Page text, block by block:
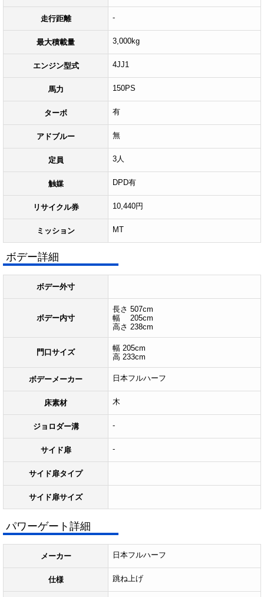
走行距離 -
最大積載量 3,000kg
エンジン型式 4JJ1
馬力 150PS
ターボ 有
アドブルー 無
定員 3人
触媒 DPD有
リサイクル券 10,440円
ミッション MT
ボデー詳細
ボデー外寸
ボデー内寸
長さ 507cm
幅 205cm
高さ 238cm
門口サイズ
幅 205cm
高 233cm
ボデーメーカー 日本フルハーフ
床素材 木
ジョロダー溝 -
サイド扉 -
サイド扉タイプ
サイド扉サイズ
パワーゲート詳細
メーカー 日本フルハーフ
仕様 跳ね上げ